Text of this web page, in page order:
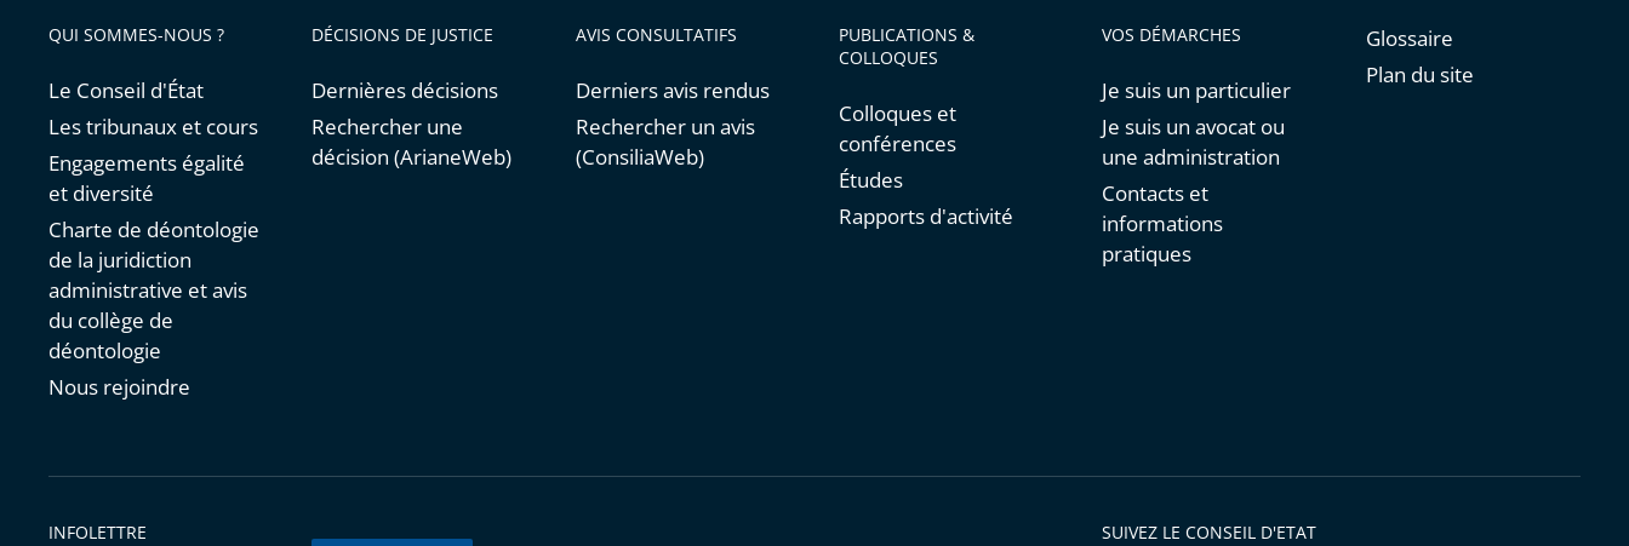
QUI SOMMES-NOUS ?
Le Conseil d'État
Les tribunaux et cours
Engagements égalité
et diversité
Charte de déontologie
de la juridiction
administrative et avis
du collège de
déontologie
Nous rejoindre
DÉCISIONS DE JUSTICE
Dernières décisions
Rechercher une
décision (ArianeWeb)
AVIS CONSULTATIFS
Derniers avis rendus
Rechercher un avis
(ConsiliaWeb)
PUBLICATIONS &
COLLOQUES
Colloques et
conférences
Études
Rapports d'activité
VOS DÉMARCHES
Je suis un particulier
Je suis un avocat ou
une administration
Contacts et
informations
pratiques
Glossaire
Plan du site
INFOLETTRE SUIVEZ LE CONSEIL D'ETAT